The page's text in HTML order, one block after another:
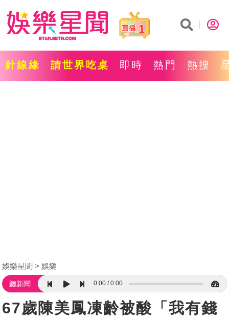
1
針線緣 請世界吃桌 即時 熱門 熱搜
娛樂星聞 娛樂
聽新聞 0:00 0:00
67歲陳美鳳凍齡被酸「我有錢